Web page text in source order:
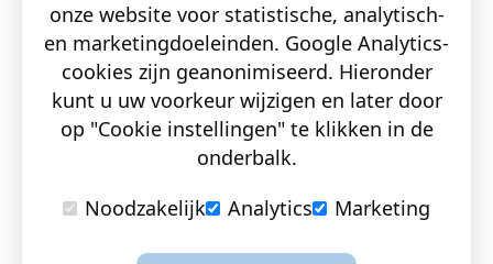
onze website voor statistische, analytisch-
en marketingdoeleinden. Google Analytics-
cookies zijn geanonimiseerd. Hieronder
kunt u uw voorkeur wijzigen en later door
op "Cookie instellingen" te klikken in de
onderbalk.
Noodzakelijk
Analytics Marketing